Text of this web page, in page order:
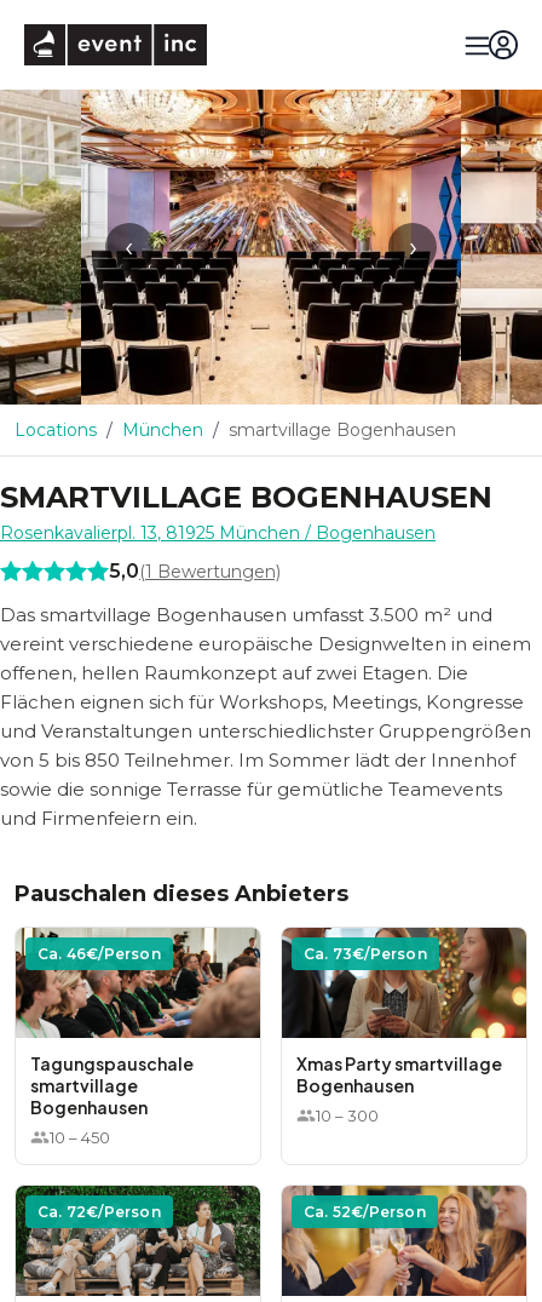
‹ ›
Locations München smartvillage Bogenhausen
SMARTVILLAGE BOGENHAUSEN
Rosenkavalierpl. 13, 81925 München / Bogenhausen
5,0(1 Bewertungen)
Das smartvillage Bogenhausen umfasst 3.500 m² und
vereint verschiedene europäische Designwelten in einem
offenen, hellen Raumkonzept auf zwei Etagen. Die
Flächen eignen sich für Workshops, Meetings, Kongresse
und Veranstaltungen unterschiedlichster Gruppengrößen
von 5 bis 850 Teilnehmer. Im Sommer lädt der Innenhof
sowie die sonnige Terrasse für gemütliche Teamevents
und Firmenfeiern ein.
Pauschalen dieses Anbieters
Ca. 46€/Person
Tagungspauschale
smartvillage
Bogenhausen
10 –450
Ca. 73€/Person
Xmas Party smartvillage
Bogenhausen
10 –300
Ca. 72€/Person Ca. 52€/Person